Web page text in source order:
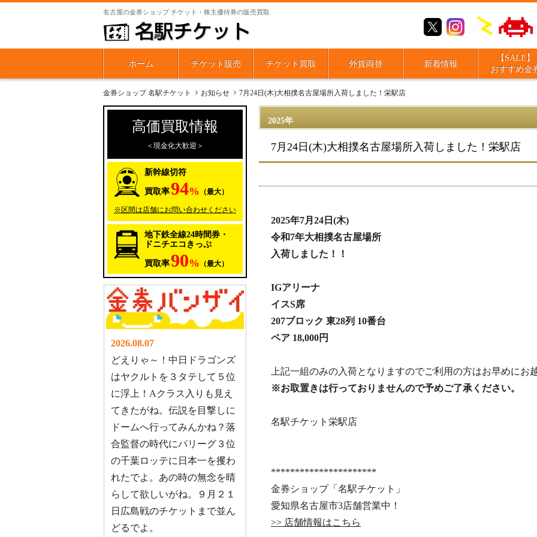
名古屋の金券ショップ チケット・株主優待券の販売買取
ホーム チケット販売 チケット買取 外貨両替 新着情報
【SALE】
おすすめ金
金券ショップ 名駅チケット お知らせ 7月24日(木)大相撲名古屋場所入荷しました！栄駅店
2025年
7月24日(木)大相撲名古屋場所入荷しました！栄駅店
2025年7月24日(木)
令和7年大相撲名古屋場所
入荷しました！！
IGアリーナ
イスS席
207ブロック 東28列 10番台
ペア 18,000円
上記一組のみの入荷となりますのでご利用の方はお早めにお
※お取置きは行っておりませんので予めご了承ください。
名駅チケット栄駅店
**********************
金券ショップ「名駅チケット」
愛知県名古屋市3店舗営業中！
>> 店舗情報はこちら
高価買取情報
＜現金化大歓迎＞
新幹線切符
買取率94% （最大）
※区間は店舗にお問い合わせください
地下鉄全線24時間券・
ドニチエコきっぷ
買取率90% （最大）
2026.08.07
どえりゃ～！中日ドラゴンズ
はヤクルトを３タテして５位
に浮上！Aクラス入りも見え
てきたがね。伝説を目撃しに
ドームへ行ってみんかね？落
合監督の時代にパリーグ３位
の千葉ロッテに日本一を攫わ
れたでよ。あの時の無念を晴
らして欲しいがね。９月２１
日広島戦のチケットまで並ん
どるでよ。